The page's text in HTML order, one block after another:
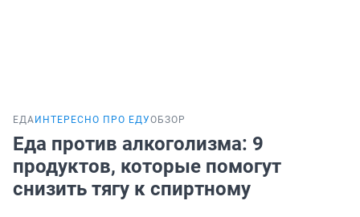
ЕДА ИНТЕРЕСНО ПРО ЕДУОБЗОР
Еда против алкоголизма: 9
продуктов, которые помогут
снизить тягу к спиртному